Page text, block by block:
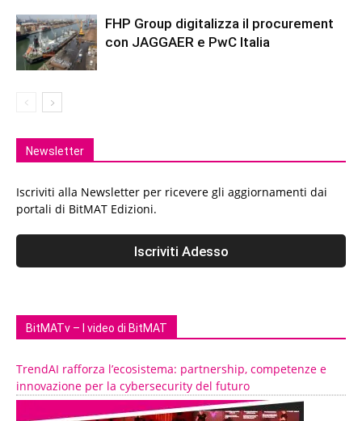
FHP Group digitalizza il procurement
con JAGGAER e PwC Italia
Newsletter
Iscriviti alla Newsletter per ricevere gli aggiornamenti dai
portali di BitMAT Edizioni.
BitMATv – I video di BitMAT
TrendAI rafforza l’ecosistema: partnership, competenze e
innovazione per la cybersecurity del futuro